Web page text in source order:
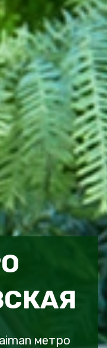
метро